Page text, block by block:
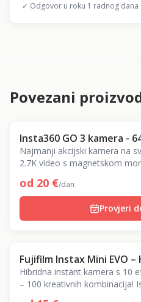
✓ Odgovor u roku 1 radnog dana
Povezani
Insta360 GO 3 kamera -
Najmanji akcijski kamera na
2.7K video s magnetskom
od 20 €/dan
Provjeri
Fujifilm Instax Mini EVO
Hibridna instant kamera s 10
– 100 kreativnih kombinacija!